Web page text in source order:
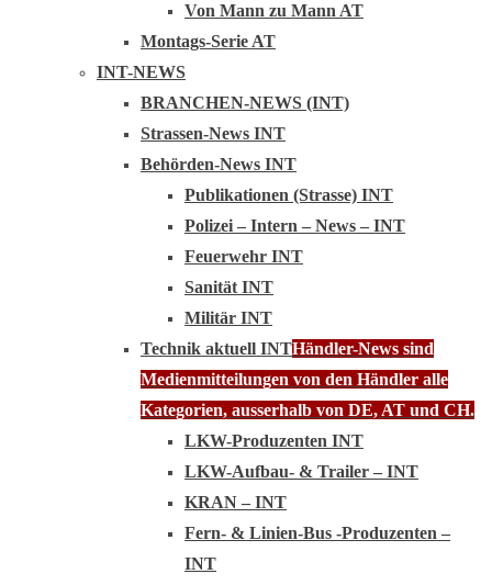
Von Mann zu Mann AT
Montags-Serie AT
INT-NEWS
BRANCHEN-NEWS (INT)
Strassen-News INT
Behörden-News INT
Publikationen (Strasse) INT
Polizei – Intern – News – INT
Feuerwehr INT
Sanität INT
Militär INT
Technik aktuell INTHändler-News sind
Medienmitteilungen von den Händler alle
Kategorien, ausserhalb von DE, AT und CH.
LKW-Produzenten INT
LKW-Aufbau- & Trailer – INT
KRAN – INT
Fern- & Linien-Bus -Produzenten –
INT